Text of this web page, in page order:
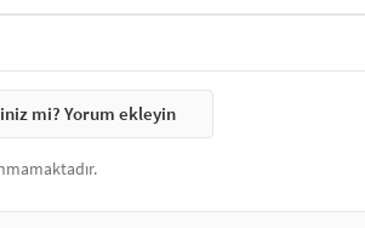
Boyama Seti
kullanılanboyalartamamensağlığa
güvenliği her zaman ön planda
için güvenli tuz boyama
projeler yapmak için ideal bir seçenektir.
mi? Yorum ekleyin